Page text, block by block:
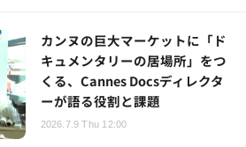
カンヌの巨大マーケットに「ド
キュメンタリーの居場所」をつ
くる、Cannes Docsディレクタ
ーが語る役割と課題
2026.7.9 Thu 12:00